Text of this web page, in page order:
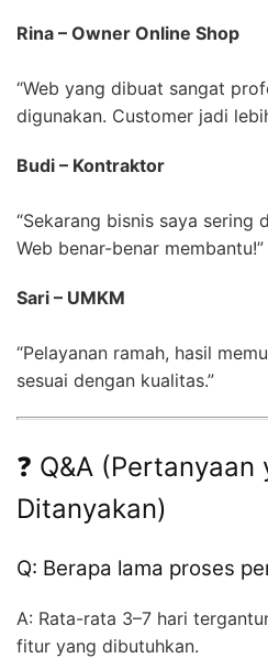
Rina – Owner Online Shop
“Web yang dibuat sangat
digunakan. Customer jadi
Budi – Kontraktor
“Sekarang bisnis saya sering
Web benar-benar membantu!”
Sari – UMKM
“Pelayanan ramah, hasil
sesuai dengan kualitas.”
❓ Q&A
Ditanyakan)
Q: Berapa lama proses
A: Rata-rata 3–7 hari
fitur yang dibutuhkan.